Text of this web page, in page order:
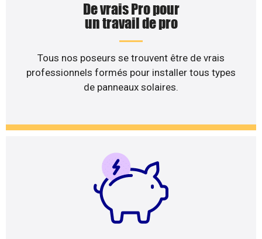
De vrais Pro pour
un travail de pro
Tous nos poseurs se trouvent être de vrais
professionnels formés pour installer tous types
de panneaux solaires.